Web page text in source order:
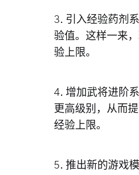
3. 引入经验药剂
验值。这样一来
验上限。
4. 增加武将进阶
更高级别，从而
经验上限。
5. 推出新的游戏